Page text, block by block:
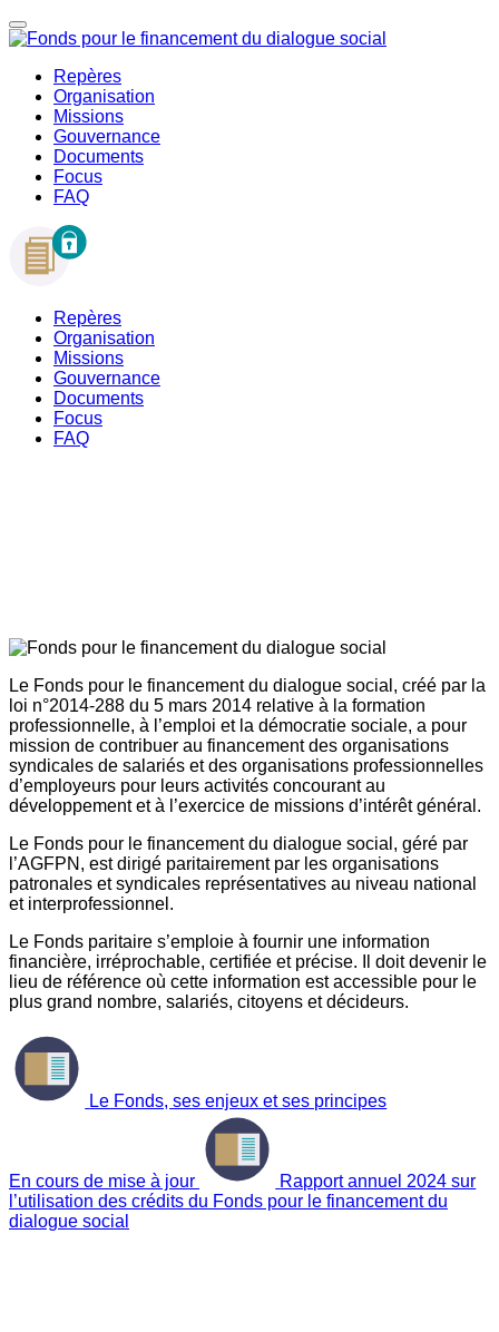
Repères
Organisation
Missions
Gouvernance
Documents
Focus
FAQ
Repères
Organisation
Missions
Gouvernance
Documents
Focus
FAQ
Le Fonds pour le financement du dialogue social, créé par la
loi n°2014-288 du 5 mars 2014 relative à la formation
professionnelle, à l’emploi et la démocratie sociale, a pour
mission de contribuer au financement des organisations
syndicales de salariés et des organisations professionnelles
d’employeurs pour leurs activités concourant au
développement et à l’exercice de missions d’intérêt général.
Le Fonds pour le financement du dialogue social, géré par
l’AGFPN, est dirigé paritairement par les organisations
patronales et syndicales représentatives au niveau national
et interprofessionnel.
Le Fonds paritaire s’emploie à fournir une information
financière, irréprochable, certifiée et précise. Il doit devenir le
lieu de référence où cette information est accessible pour le
plus grand nombre, salariés, citoyens et décideurs.
Le Fonds, ses enjeux et ses principes
En cours de mise à jour
Rapport annuel 2024 sur
l’utilisation des crédits du Fonds pour le financement du
dialogue social